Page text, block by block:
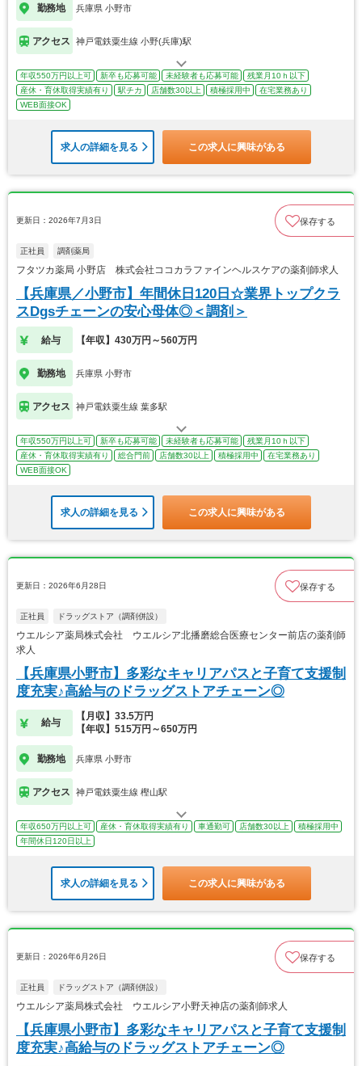
勤務地 兵庫県 小野市
アクセス 神戸電鉄粟生線 小野(兵庫)駅
年収550万円以上可 新卒も応募可能 未経験者も応募可能
残業月10ｈ以下
産休・育休取得実績有り
駅チカ 店舗数30以上 積極採用中
在宅業務あり
WEB面接OK
求人の詳細を見る この求人に興味がある
更新日：2026年7月3日 保存する
正社員 調剤薬局
フタツカ薬局 小野店 株式会社ココカラファインヘルスケアの薬剤師求人
【兵庫県／小野市】年間休日120日☆業界トップクラ
スDgsチェーンの安心母体◎＜調剤＞
給与 【年収】430万円～560万円
勤務地 兵庫県 小野市
アクセス 神戸電鉄粟生線 葉多駅
年収550万円以上可 新卒も応募可能 未経験者も応募可能
残業月10ｈ以下
産休・育休取得実績有り
総合門前 店舗数30以上 積極採用中
在宅業務あり
WEB面接OK
求人の詳細を見る この求人に興味がある
更新日：2026年6月28日 保存する
正社員 ドラッグストア（調剤併設）
ウエルシア薬局株式会社 ウエルシア北播磨総合医療センター前店の薬剤師
求人
【兵庫県小野市】多彩なキャリアパスと子育て支援制
度充実♪高給与のドラッグストアチェーン◎
給与
【月収】33.5万円
【年収】515万円～650万円
勤務地 兵庫県 小野市
アクセス 神戸電鉄粟生線 樫山駅
年収650万円以上可 産休・育休取得実績有り 車通勤可 店舗数30以上
積極採用中
年間休日120日以上
求人の詳細を見る この求人に興味がある
更新日：2026年6月26日 保存する
正社員 ドラッグストア（調剤併設）
ウエルシア薬局株式会社 ウエルシア小野天神店の薬剤師求人
【兵庫県小野市】多彩なキャリアパスと子育て支援制
度充実♪高給与のドラッグストアチェーン◎